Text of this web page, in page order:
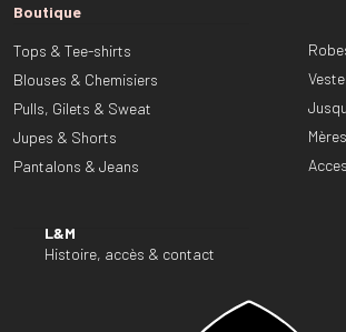
Boutique
Tops & Tee-shirts
Blouses & Chemisiers
Pulls, Gilets & Sweat
Jupes & Shorts
Pantalons & Jeans
L&M
Histoire, accès & contact